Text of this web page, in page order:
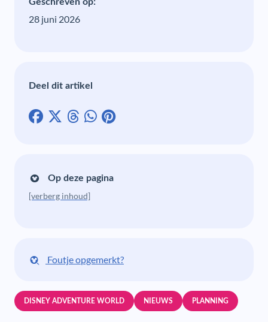
28 juni 2026
Deel dit artikel
Op deze pagina
[verberg inhoud]
Foutje opgemerkt?
DISNEY ADVENTURE WORLD NIEUWS PLANNING